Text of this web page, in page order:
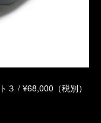
３ / ¥68,000（税別）